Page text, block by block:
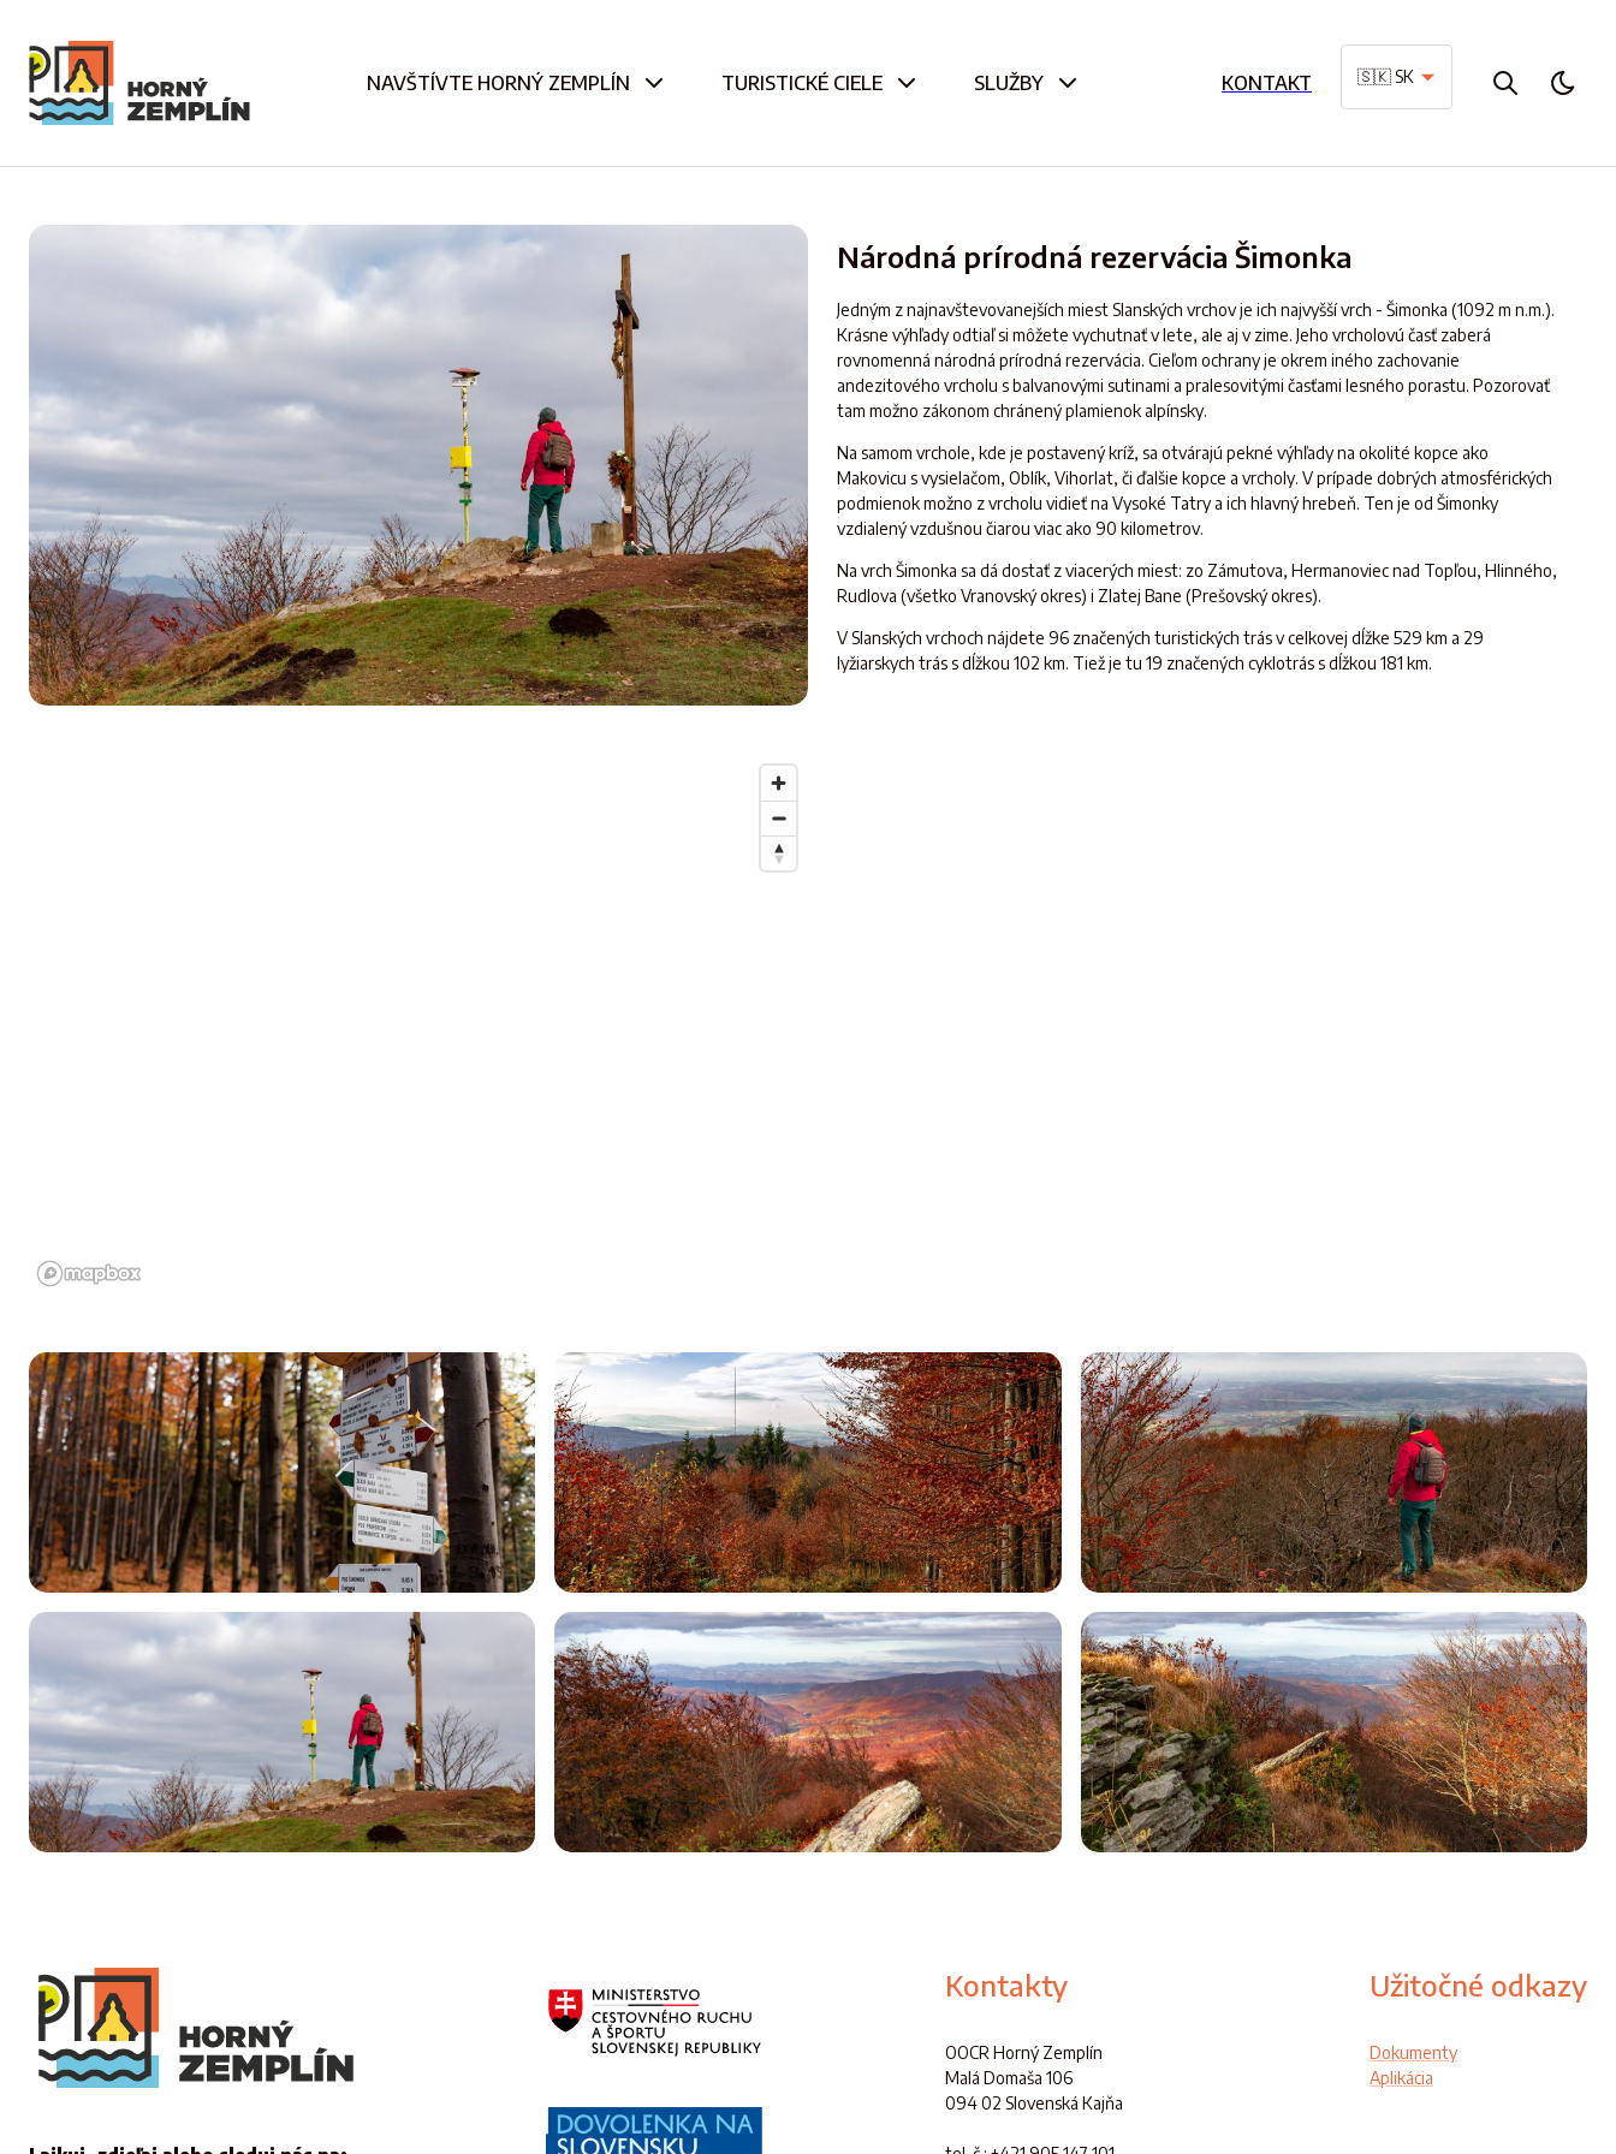
NAVŠTÍVTE HORNÝ ZEMPLÍN TURISTICKÉ CIELE SLUŽBY KONTAKT 🇸🇰 SK
Národná prírodná rezervácia Šimonka
Jedným z najnavštevovanejších miest Slanských vrchov je ich najvyšší vrch - Šimonka (1092 m n.m.).
Krásne výhľady odtiaľ si môžete vychutnať v lete, ale aj v zime. Jeho vrcholovú časť zaberá
rovnomenná národná prírodná rezervácia. Cieľom ochrany je okrem iného zachovanie
andezitového vrcholu s balvanovými sutinami a pralesovitými časťami lesného porastu. Pozorovať
tam možno zákonom chránený plamienok alpínsky.
Na samom vrchole, kde je postavený kríž, sa otvárajú pekné výhľady na okolité kopce ako
Makovicu s vysielačom, Oblík, Vihorlat, či ďalšie kopce a vrcholy. V prípade dobrých atmosférických
podmienok možno z vrcholu vidieť na Vysoké Tatry a ich hlavný hrebeň. Ten je od Šimonky
vzdialený vzdušnou čiarou viac ako 90 kilometrov.
Na vrch Šimonka sa dá dostať z viacerých miest: zo Zámutova, Hermanoviec nad Topľou, Hlinného,
Rudlova (všetko Vranovský okres) i Zlatej Bane (Prešovský okres).
V Slanských vrchoch nájdete 96 značených turistických trás v celkovej dĺžke 529 km a 29
lyžiarskych trás s dĺžkou 102 km. Tiež je tu 19 značených cyklotrás s dĺžkou 181 km.
Kontakty
OOCR Horný Zemplín
Malá Domaša 106
094 02 Slovenská Kajňa
Užitočné odkazy
Dokumenty
Aplikácia